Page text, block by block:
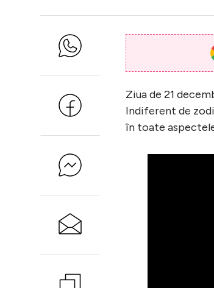
Ziua de 21
Indiferent de
în toate